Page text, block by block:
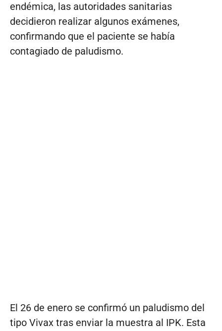
endémica, las autoridades sanitarias
decidieron realizar algunos exámenes,
confirmando que el paciente se había
contagiado de paludismo.
El 26 de enero se confirmó un paludismo del
tipo Vivax tras enviar la muestra al IPK. Esta